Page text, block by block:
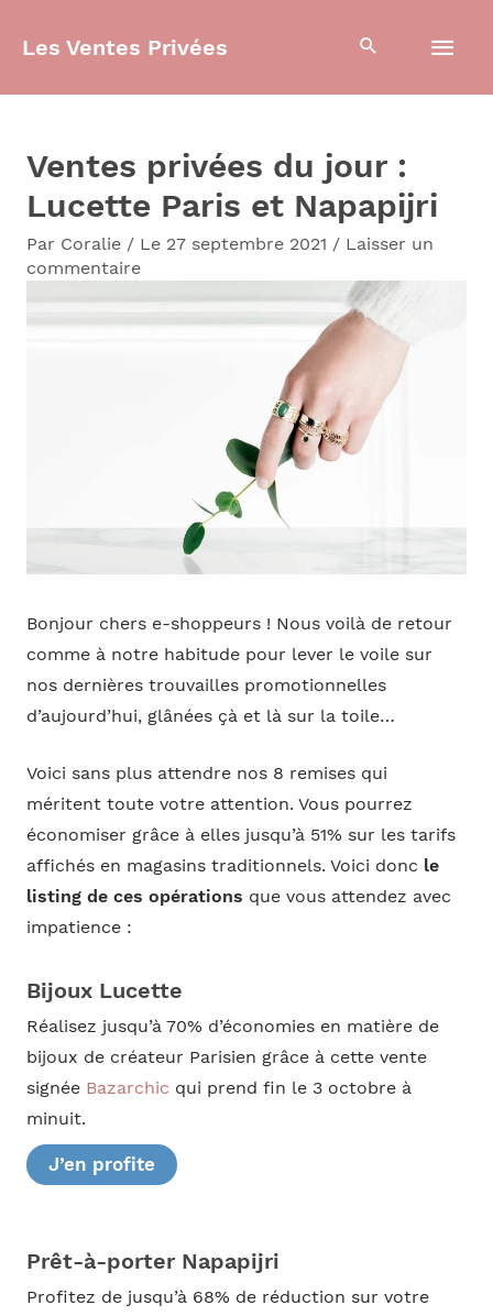
Les Ventes Privées
Ventes privées du jour :
Lucette Paris et Napapijri
Par Coralie / Le 27 septembre 2021 / Laisser un
commentaire
Bonjour chers e-shoppeurs ! Nous voilà de retour
comme à notre habitude pour lever le voile sur
nos dernières trouvailles promotionnelles
d’aujourd’hui, glânées çà et là sur la toile…
Voici sans plus attendre nos 8 remises qui
méritent toute votre attention. Vous pourrez
économiser grâce à elles jusqu’à 51% sur les tarifs
affichés en magasins traditionnels. Voici donc le
listing de ces opérations que vous attendez avec
impatience :
Bijoux Lucette
Réalisez jusqu’à 70% d’économies en matière de
bijoux de créateur Parisien grâce à cette vente
signée Bazarchic qui prend fin le 3 octobre à
minuit.
J’en profite
Prêt-à-porter Napapijri
Profitez de jusqu’à 68% de réduction sur votre